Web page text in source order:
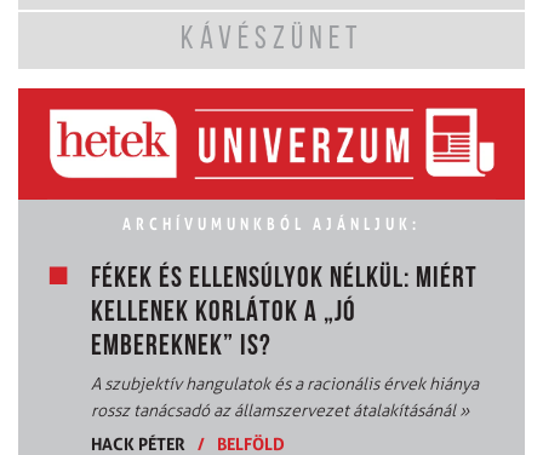
KÁVÉSZÜNET
ARCHÍVUMUNKBÓL AJÁNLJUK:
FÉKEK ÉS ELLENSÚLYOK NÉLKÜL: MIÉRT
KELLENEK KORLÁTOK A „JÓ
EMBEREKNEK” IS?
A szubjektív hangulatok és a racionális érvek hiánya
rossz tanácsadó az államszervezet átalakításánál»
HACK PÉTER
/ BELFÖLD